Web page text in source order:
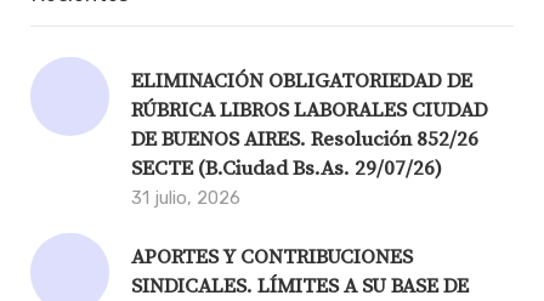
ELIMINACIÓN OBLIGATORIEDAD DE
RÚBRICA LIBROS LABORALES CIUDAD
DE BUENOS AIRES. Resolución 852/26
SECTE (B.Ciudad Bs.As. 29/07/26)
31 julio, 2026
APORTES Y CONTRIBUCIONES
SINDICALES. LÍMITES A SU BASE DE